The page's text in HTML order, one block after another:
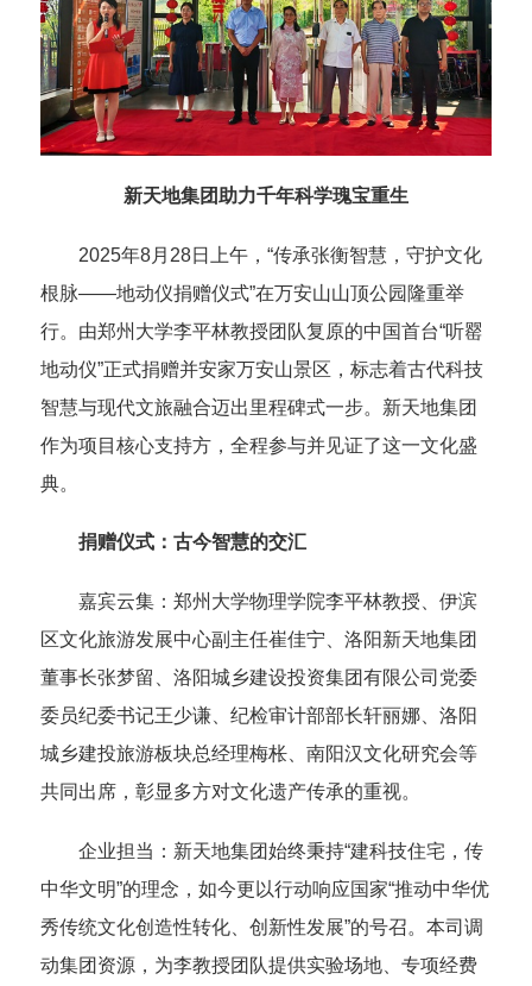
新天地集团助力千年科学瑰宝重生
2025年8月28日上午，“传承张衡智慧，守护文化
根脉——地动仪捐赠仪式”在万安山山顶公园隆重举
行。由郑州大学李平林教授团队复原的中国首台“听罂
地动仪”正式捐赠并安家万安山景区，标志着古代科技
智慧与现代文旅融合迈出里程碑式一步。新天地集团
作为项目核心支持方，全程参与并见证了这一文化盛
典。
捐赠仪式：古今智慧的交汇
嘉宾云集：郑州大学物理学院李平林教授、伊滨
区文化旅游发展中心副主任崔佳宁、洛阳新天地集团
董事长张梦留、洛阳城乡建设投资集团有限公司党委
委员纪委书记王少谦、纪检审计部部长轩丽娜、洛阳
城乡建投旅游板块总经理梅枨、南阳汉文化研究会等
共同出席，彰显多方对文化遗产传承的重视。
企业担当：新天地集团始终秉持“建科技住宅，传
中华文明”的理念，如今更以行动响应国家“推动中华优
秀传统文化创造性转化、创新性发展”的号召。本司调
动集团资源，为李教授团队提供实验场地、专项经费